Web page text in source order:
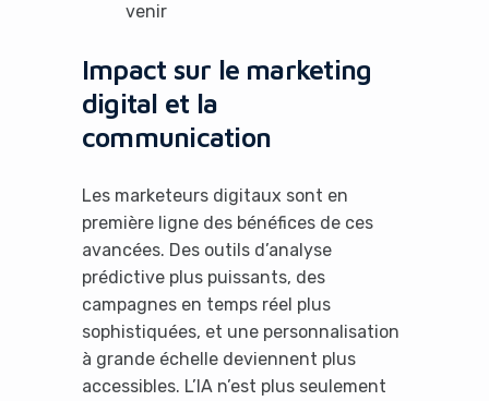
venir
Impact sur le marketing
digital et la
communication
Les marketeurs digitaux sont en
première ligne des bénéfices de ces
avancées. Des outils d’analyse
prédictive plus puissants, des
campagnes en temps réel plus
sophistiquées, et une personnalisation
à grande échelle deviennent plus
accessibles. L’IA n’est plus seulement